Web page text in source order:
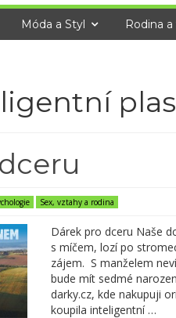
Móda a Styl Rodina
Sex, vztahy a rodina
Dárek pro dceru Naše
s míčem, lozí po
zájem. S manželem
bude mít sedmé
darky.cz, kde nakupuji
koupila inteligentní …